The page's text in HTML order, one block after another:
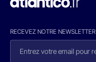
RECEVEZ NOTRE NEWSLETTER